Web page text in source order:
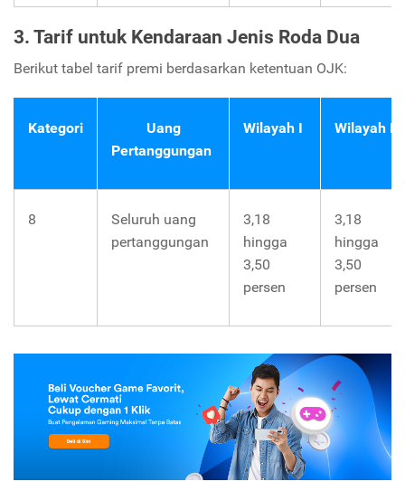
3. Tarif untuk Kendaraan Jenis Roda Dua
Berikut tabel tarif premi berdasarkan ketentuan OJK:
Kategori
Uang
Pertanggungan
Wilayah I Wilayah II
8
Seluruh uang
pertanggungan
3,18
hingga
3,50
persen
3,18
hingga
3,50
persen